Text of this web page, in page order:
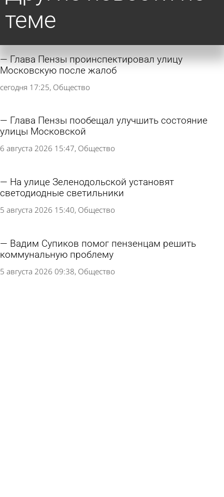
теме
Глава Пензы проинспектировал улицу
Московскую после жалоб
сегодня 17:25 Общество
Глава Пензы пообещал улучшить состояние
улицы Московской
6 августа 2026 15:47 Общество
На улице Зеленодольской установят
светодиодные светильники
5 августа 2026 15:40 Общество
Вадим Супиков помог пензенцам решить
коммунальную проблему
5 августа 2026 09:38 Общество